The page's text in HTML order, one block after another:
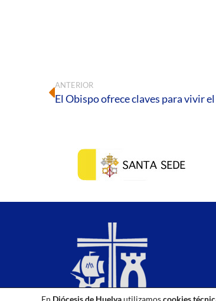
ANTERIOR
En Diócesis de Huelvautilizamoscookies